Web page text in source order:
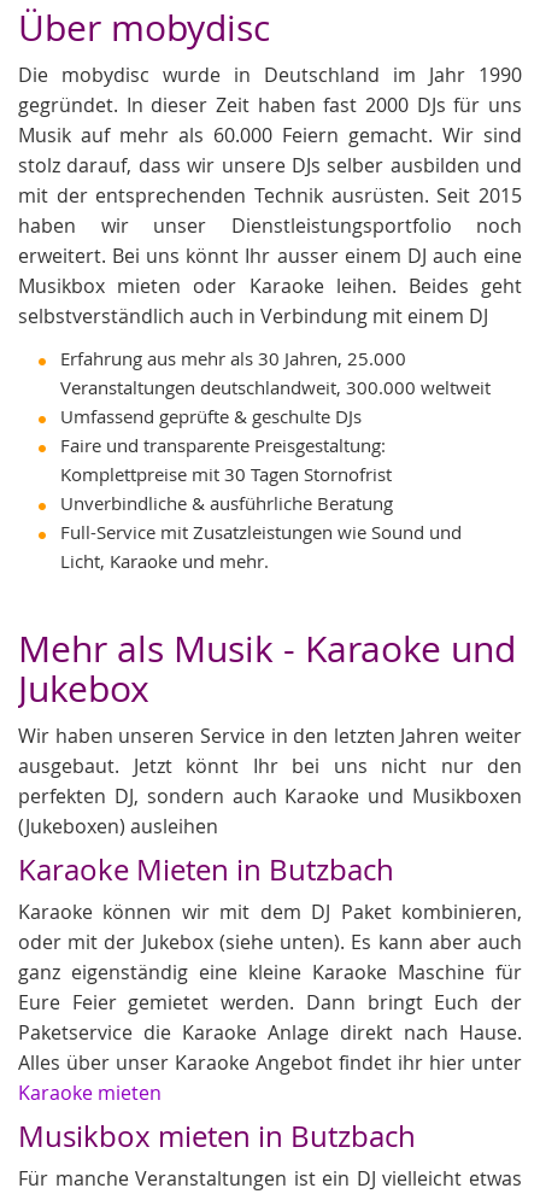
Über mobydisc
Die mobydisc wurde in Deutschland im Jahr 1990
gegründet. In dieser Zeit haben fast 2000 DJs für uns
Musik auf mehr als 60.000 Feiern gemacht. Wir sind
stolz darauf, dass wir unsere DJs selber ausbilden und
mit der entsprechenden Technik ausrüsten. Seit 2015
haben wir unser Dienstleistungsportfolio noch
erweitert. Bei uns könnt Ihr ausser einem DJ auch eine
Musikbox mieten oder Karaoke leihen. Beides geht
selbstverständlich auch in Verbindung mit einem DJ
Erfahrung aus mehr als 30 Jahren, 25.000
Veranstaltungen deutschlandweit, 300.000 weltweit
Umfassend geprüfte & geschulte DJs
Faire und transparente Preisgestaltung:
Komplettpreise mit 30 Tagen Stornofrist
Unverbindliche & ausführliche Beratung
Full-Service mit Zusatzleistungen wie Sound und
Licht, Karaoke und mehr.
Mehr als Musik - Karaoke und
Jukebox
Wir haben unseren Service in den letzten Jahren weiter
ausgebaut. Jetzt könnt Ihr bei uns nicht nur den
perfekten DJ, sondern auch Karaoke und Musikboxen
(Jukeboxen) ausleihen
Karaoke Mieten in Butzbach
Karaoke können wir mit dem DJ Paket kombinieren,
oder mit der Jukebox (siehe unten). Es kann aber auch
ganz eigenständig eine kleine Karaoke Maschine für
Eure Feier gemietet werden. Dann bringt Euch der
Paketservice die Karaoke Anlage direkt nach Hause.
Alles über unser Karaoke Angebot findet ihr hier unter
Karaoke mieten
Musikbox mieten in Butzbach
Für manche Veranstaltungen ist ein DJ vielleicht etwas